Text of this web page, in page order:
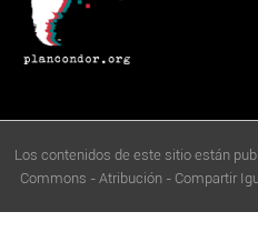
Los contenidos de este sitio están
Commons - Atribución - Compartir